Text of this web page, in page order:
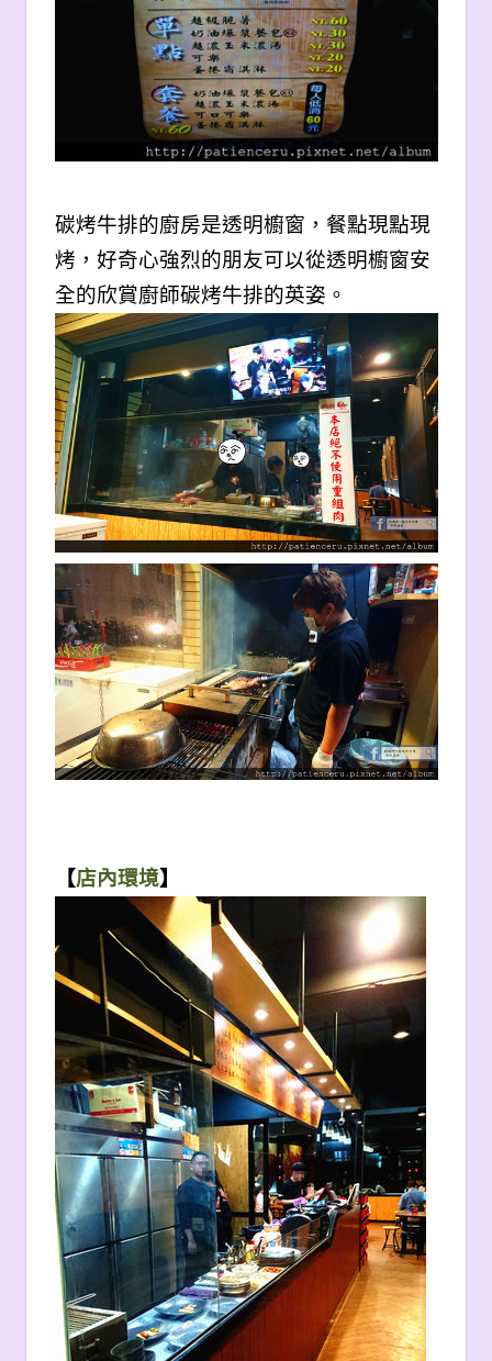
碳烤牛排的廚房是透明櫥窗，餐點現點現
烤，好奇心強烈的朋友可以從透明櫥窗安
全的欣賞廚師碳烤牛排的英姿。
【店內環境】